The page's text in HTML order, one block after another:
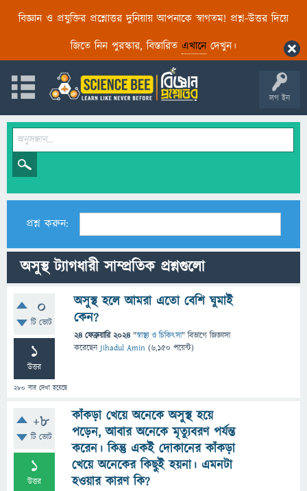
বিজ্ঞান ও প্রযুক্তির প্রশ্নোত্তর দুনিয়ায় আপনাকে স্বাগতম! প্রশ্ন-উত্তর দিয়ে
জিতে নিন পুরস্কার, বিস্তারিত এখানেদেখুন।
লগ ইন
প্রশ্ন করুন:
অসুস্থ ট্যাগধারী সাম্প্রতিক প্রশ্নগুলো
0
টি ভোট
1
উত্তর
280 বার দেখা হয়েছে
অসুস্থ হলে আমরা এতো বেশি ঘুমাই
কেন?
24 ফেব্রুয়ারি 2024 "স্বাস্থ্য ও চিকিৎসা" বিভাগে জিজ্ঞাসা
করেছেনJihadul Amin (6,150 পয়েন্ট)
+8
টি ভোট
1
উত্তর
কাঁকড়া খেয়ে অনেকে অসুস্থ হয়ে
পড়েন, আবার অনেকে মৃত্যুবরণ পর্যন্ত
করেন। কিন্তু একই দোকানের কাঁকড়া
খেয়ে অনেকের কিছুই হয়না। এমনটা
হওয়ার কারণ কি?